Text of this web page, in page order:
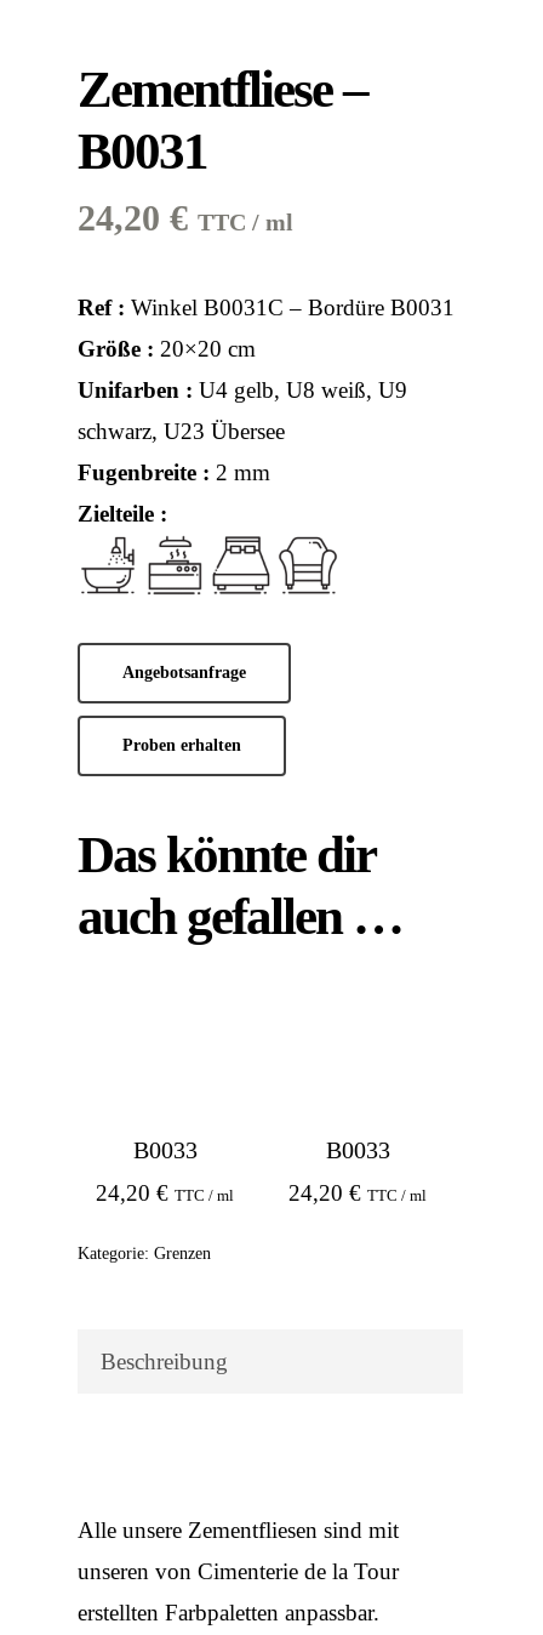
Zementfliese –
B0031
24,20 € TTC / ml
Ref : Winkel B0031C – Bordüre B0031
Größe : 20×20 cm
Unifarben : U4 gelb, U8 weiß, U9
schwarz, U23 Übersee
Fugenbreite : 2 mm
Zielteile :
Angebotsanfrage
Proben erhalten
Das könnte dir
auch gefallen …
B0033
24,20€ TTC / ml
B0033
24,20€ TTC / ml
Kategorie: Grenzen
Beschreibung
Alle unsere Zementfliesen sind mit
unseren von Cimenterie de la Tour
erstellten Farbpaletten anpassbar.